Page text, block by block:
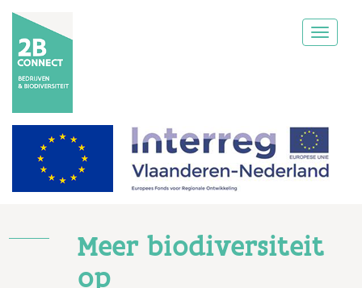
Overslaan en naar de inhoud gaan
T
e
n
a
g
Meer biodiversiteit
op